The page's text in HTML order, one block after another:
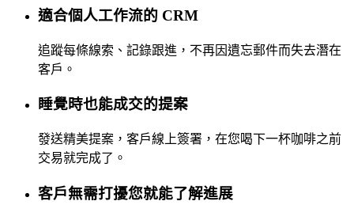
適合個人工作流的 CRM
追蹤每條線索、記錄跟進，不再因遺忘郵件而失去潛在
客戶。
睡覺時也能成交的提案
發送精美提案，客戶線上簽署，在您喝下一杯咖啡之前
交易就完成了。
客戶無需打擾您就能了解進展